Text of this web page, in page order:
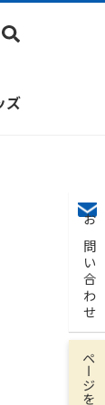
ズ
お問い合わせ